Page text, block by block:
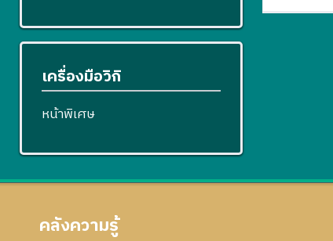
เครื่องมือวิกิ
หน้าพิเศษ
คลังความรู้